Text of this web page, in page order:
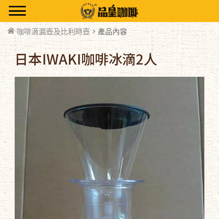
咖啡滴漏壺及比利時壺> 產品內容
日本IWAKI咖啡冰滴2人